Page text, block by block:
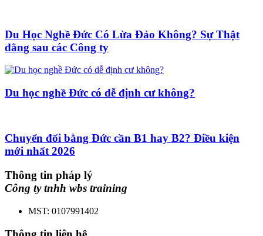
Du Học Nghề Đức Có Lừa Đảo Không? Sự Thật
đằng sau các Công ty
Du học nghề Đức có dễ định cư không?
Chuyển đổi bằng Đức cần B1 hay B2? Điều kiện
mới nhất 2026
Thông tin pháp lý
Công ty tnhh wbs training
MST: 0107991402